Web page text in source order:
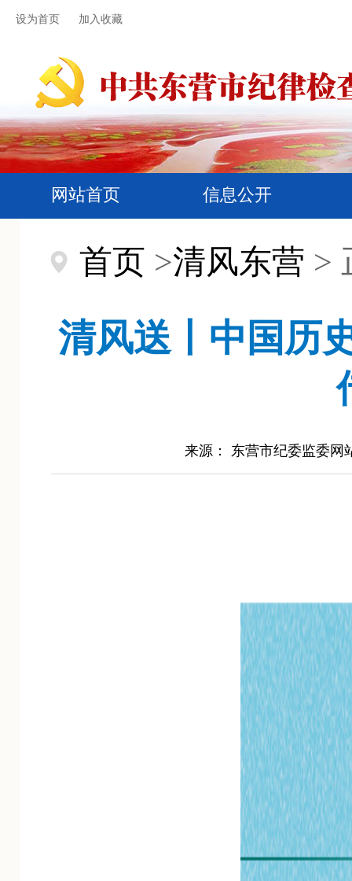
设为首页 加入收藏
网站首页 信息公开
首页 >清风东营 >
清风送丨中国历
来源： 东营市纪委监委网